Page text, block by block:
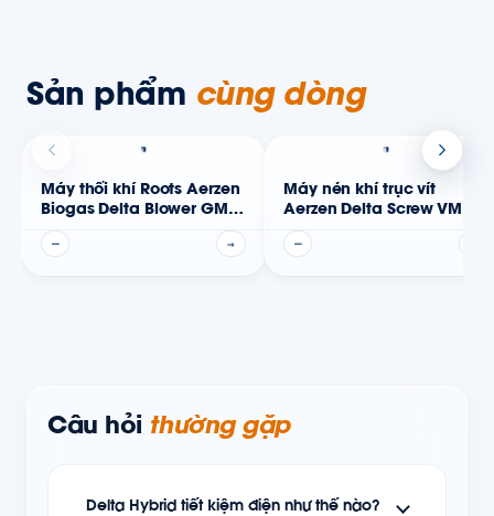
Sản phẩm cùng dòng
Máy thổi khí Roots Aerzen
Biogas Delta Blower GM
(ATEX)
—
→
Máy nén khí trục vít
Aerzen Delta Screw VM
(oil-free)
—
Câu hỏi thường gặp
Delta Hybrid tiết kiệm điện như thế nào?